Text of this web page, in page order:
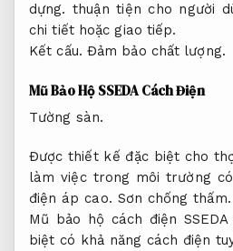
dựng. thuận tiện cho người
chi tiết hoặc giao tiếp.
Kết cấu. Đảm bảo chất lượng.
Mũ Bảo Hộ SSEDA Cách Điện
Tường sàn.
Được thiết kế đặc biệt cho
làm việc trong môi trường
điện áp cao. Sơn chống thấm.
Mũ bảo hộ cách điện
biệt có khả năng cách điện